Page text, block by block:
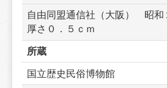
自由同盟通信社（大阪）　昭
厚さ０．５ｃｍ
所蔵
国立歴史民俗博物館